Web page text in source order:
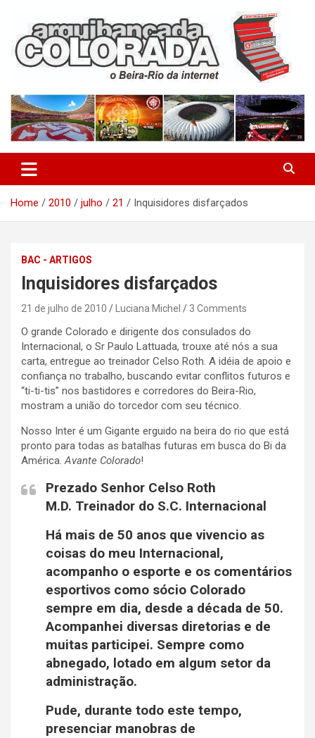
content
Arquibancada Colorada
Home 2010 julho 21 Inquisidores disfarçados
BAC - ARTIGOS
Inquisidores disfarçados
21 de julho de 2010 Luciana Michel 3 Comments
O grande Colorado e dirigente dos consulados do
Internacional, o Sr Paulo Lattuada, trouxe até nós a sua
carta, entregue ao treinador Celso Roth. A idéia de apoio e
confiança no trabalho, buscando evitar conflitos futuros e
“ti-ti-tis” nos bastidores e corredores do Beira-Rio,
mostram a união do torcedor com seu técnico.
Nosso Inter é um Gigante erguido na beira do rio que está
pronto para todas as batalhas futuras em busca do Bi da
América.Avante Colorado!
Prezado Senhor Celso Roth
M.D. Treinador do S.C. Internacional
Há mais de 50 anos que vivencio as
coisas do meu Internacional,
acompanho o esporte e os comentários
esportivos como sócio Colorado
sempre em dia, desde a década de 50.
Acompanhei diversas diretorias e de
muitas participei. Sempre como
abnegado, lotado em algum setor da
administração.
Pude, durante todo este tempo,
presenciar manobras de